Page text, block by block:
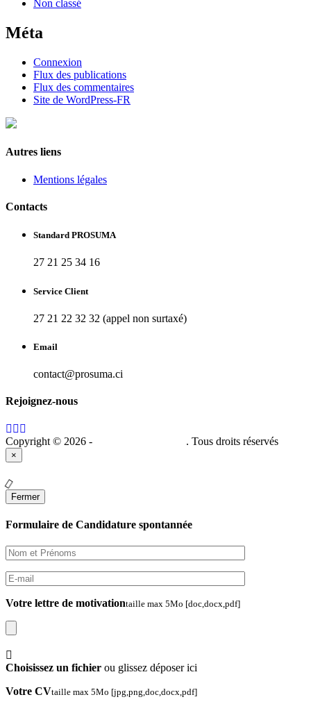
Non classé
Méta
Connexion
Flux des publications
Flux des commentaires
Site de WordPress-FR
Autres liens
Mentions légales
Contacts
Standard PROSUMA
27 21 25 34 16
Service Client
27 21 22 32 32 (appel non surtaxé)
Email
contact@prosuma.ci
Rejoignez-nous
Copyright © 2026 - . Tous droits réservés
×
Fermer
Formulaire de Candidature spontannée
Votre lettre de motivationtaille max 5Mo [doc,docx,pdf]
Choisissez un fichier ou glissez déposer ici
Votre CVtaille max 5Mo [jpg,png,doc,docx,pdf]